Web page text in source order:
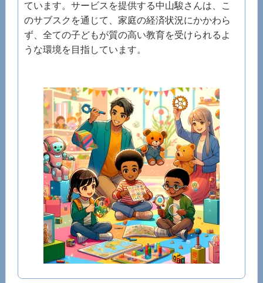
ています。サービスを提供する中山駿さんは、こ
のサブスクを通じて、家庭の経済状況にかかわら
ず、全ての子どもが質の高い教育を受けられるよ
うな環境を目指しています。